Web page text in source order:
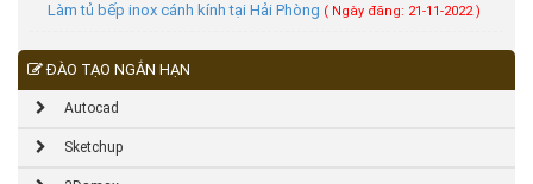
Làm tủ bếp inox cánh kính tại Hải Phòng ( Ngày đăng: 21-11-2022 )
ĐÀO TẠO NGẮN HẠN
Autocad
Sketchup